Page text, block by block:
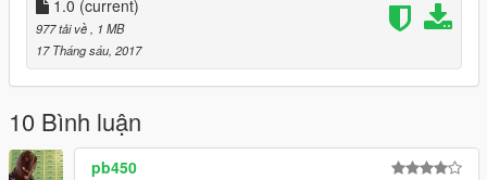
1.0 (current)
977 tải về
, 1 MB
17 Tháng sáu, 2017
10 Bình luận
pb450